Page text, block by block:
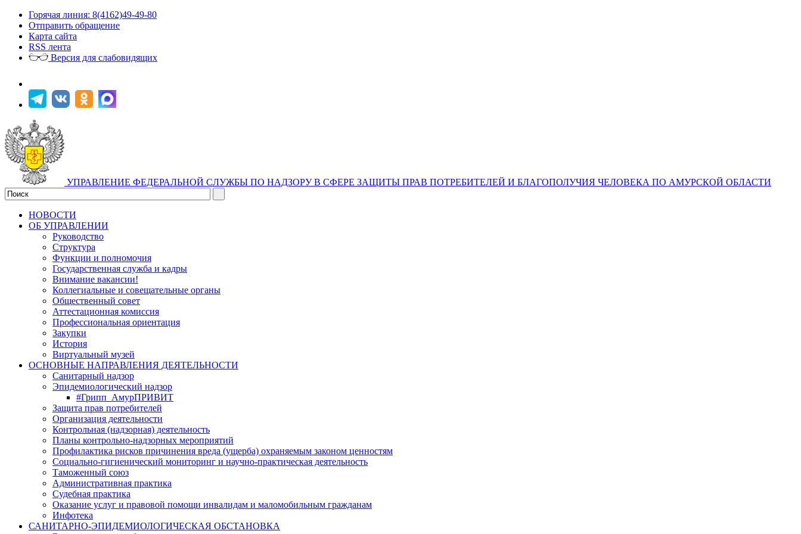
Горячая линия: 8(4162)49-49-80
Отправить обращение
Карта сайта
RSS лента
Версия для слабовидящих
УПРАВЛЕНИЕ ФЕДЕРАЛЬНОЙ СЛУЖБЫ ПО НАДЗОРУ В СФЕРЕ ЗАЩИТЫ ПРАВ ПОТРЕБИТЕЛЕЙ И БЛАГОПОЛУЧИЯ ЧЕЛОВЕКА ПО АМУРСКОЙ ОБЛАСТИ
НОВОСТИ
ОБ УПРАВЛЕНИИ
Руководство
Структура
Функции и полномочия
Государственная служба и кадры
Внимание вакансии!
Коллегиальные и совещательные органы
Общественный совет
Аттестационная комиссия
Профессиональная ориентация
Закупки
История
Виртуальный музей
ОСНОВНЫЕ НАПРАВЛЕНИЯ ДЕЯТЕЛЬНОСТИ
Санитарный надзор
Эпидемиологический надзор
#Грипп_АмурПРИВИТ
Защита прав потребителей
Организация деятельности
Контрольная (надзорная) деятельность
Планы контрольно-надзорных мероприятий
Профилактика рисков причинения вреда (ущерба) охраняемым законом ценностям
Социально-гигиенический мониторинг и научно-практическая деятельность
Таможенный союз
Административная практика
Судебная практика
Оказание услуг и правовой помощи инвалидам и маломобильным гражданам
Инфотека
САНИТАРНО-ЭПИДЕМИОЛОГИЧЕСКАЯ ОБСТАНОВКА